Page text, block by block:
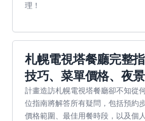
理！
札幌電視塔餐廳完整
技巧、菜單價格、夜
計畫造訪札幌電視塔餐廳卻不知從
位指南將解答所有疑問，包括預約
價格範圍、最佳用餐時段，以及個